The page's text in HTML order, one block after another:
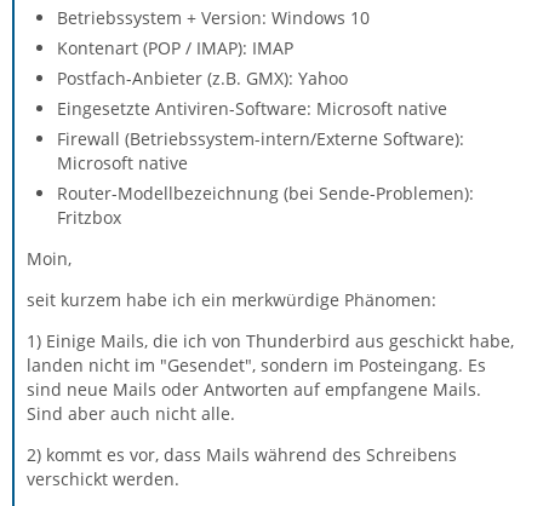
Betriebssystem + Version: Windows 10
Kontenart (POP / IMAP): IMAP
Postfach-Anbieter (z.B. GMX): Yahoo
Eingesetzte Antiviren-Software: Microsoft native
Firewall (Betriebssystem-intern/Externe Software):
Microsoft native
Router-Modellbezeichnung (bei Sende-Problemen):
Fritzbox
Moin,
seit kurzem habe ich ein merkwürdige Phänomen:
1) Einige Mails, die ich von Thunderbird aus geschickt habe,
landen nicht im "Gesendet", sondern im Posteingang. Es
sind neue Mails oder Antworten auf empfangene Mails.
Sind aber auch nicht alle.
2) kommt es vor, dass Mails während des Schreibens
verschickt werden.